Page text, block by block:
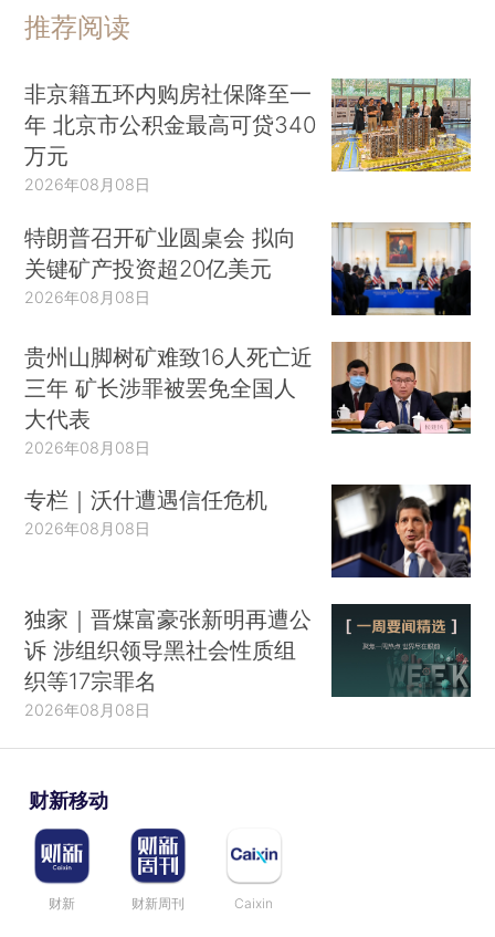
推荐阅读
非京籍五环内购房社保降至一
年 北京市公积金最高可贷340
万元
2026年08月08日
特朗普召开矿业圆桌会 拟向
关键矿产投资超20亿美元
2026年08月08日
贵州山脚树矿难致16人死亡近
三年 矿长涉罪被罢免全国人
大代表
2026年08月08日
专栏｜沃什遭遇信任危机
2026年08月08日
独家｜晋煤富豪张新明再遭公
诉 涉组织领导黑社会性质组
织等17宗罪名
2026年08月08日
财新移动
财新 财新周刊 Caixin